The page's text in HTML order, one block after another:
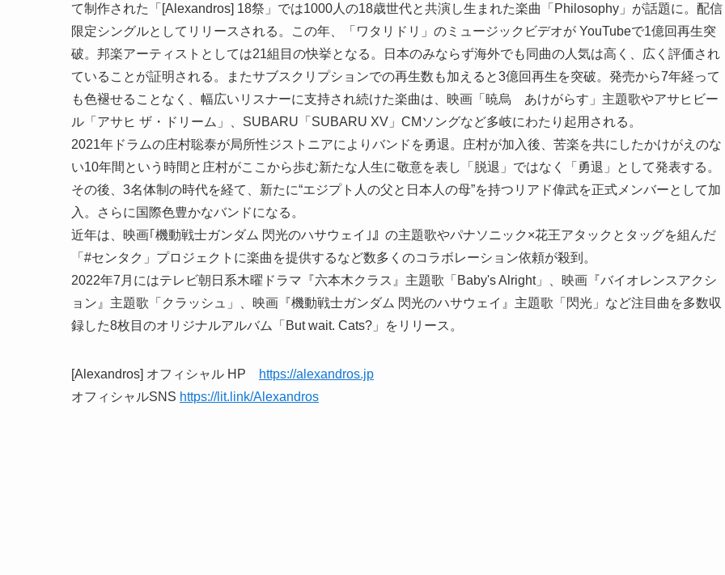
て制作された「[Alexandros] 18祭」では1000人の18歳世代と共演し生まれた楽曲「Philosophy」が話題に。配信
限定シングルとしてリリースされる。この年、「ワタリドリ」のミュージックビデオが YouTubeで1億回再生突
破。邦楽アーティストとしては21組目の快挙となる。日本のみならず海外でも同曲の人気は高く、広く評価され
ていることが証明される。またサブスクリプションでの再生数も加えると3億回再生を突破。発売から7年経って
も色褪せることなく、幅広いリスナーに支持され続けた楽曲は、映画「暁烏 あけがらす」主題歌やアサヒビー
ル「アサヒ ザ・ドリーム」、SUBARU「SUBARU XV」CMソングなど多岐にわたり起用される。
2021年ドラムの庄村聡泰が局所性ジストニアによりバンドを勇退。庄村が加入後、苦楽を共にしたかけがえのな
い10年間という時間と庄村がここから歩む新たな人生に敬意を表し「脱退」ではなく「勇退」として発表する。
その後、3名体制の時代を経て、新たに“エジプト人の父と日本人の母”を持つリアド偉武を正式メンバーとして加
入。さらに国際色豊かなバンドになる。
近年は、映画｢機動戦士ガンダム 閃光のハサウェイ｣』の主題歌やパナソニック×花王アタックとタッグを組んだ
「#センタク」プロジェクトに楽曲を提供するなど数多くのコラボレーション依頼が殺到。
2022年7月にはテレビ朝日系木曜ドラマ『六本木クラス』主題歌「Baby's Alright」、映画『バイオレンスアクシ
ョン』主題歌「クラッシュ」、映画『機動戦士ガンダム 閃光のハサウェイ』主題歌「閃光」など注目曲を多数収
録した8枚目のオリジナルアルバム「But wait. Cats?」をリリース。
[Alexandros] オフィシャル HP
https://alexandros.jp
オフィシャルSNS https://lit.link/Alexandros